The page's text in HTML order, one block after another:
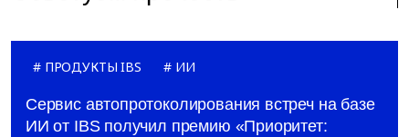
ПРОДУКТЫ IBS ИИ
Сервис автопротоколирования встреч на базе
ИИ от IBS получил премию «Приоритет: